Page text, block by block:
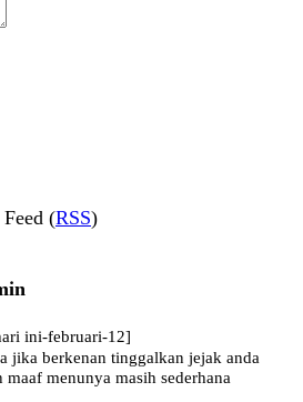
(RSS)
ini-februari-12]
jika berkenan tinggalkan jejak anda
menunya masih sederhana